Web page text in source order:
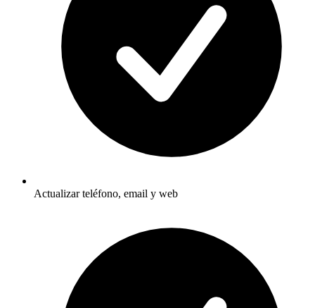
Actualizar teléfono, email y web